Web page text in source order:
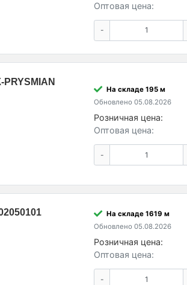
Оптовая цена:
-
На складе 195 м
Обновлено 05.08.2026
Розничная цена:
Оптовая цена:
-
На складе 1619 м
Обновлено 05.08.2026
Розничная цена:
Оптовая цена:
-